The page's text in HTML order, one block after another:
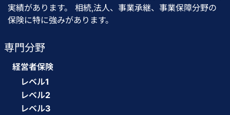
実績があります。 相続,法人、事業承継、事業保障分野の
保険に特に強みがあります。
専門分野
経営者保険
レベル1
レベル2
レベル3